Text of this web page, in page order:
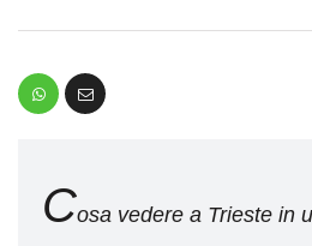
Cosa vedere a Trieste in